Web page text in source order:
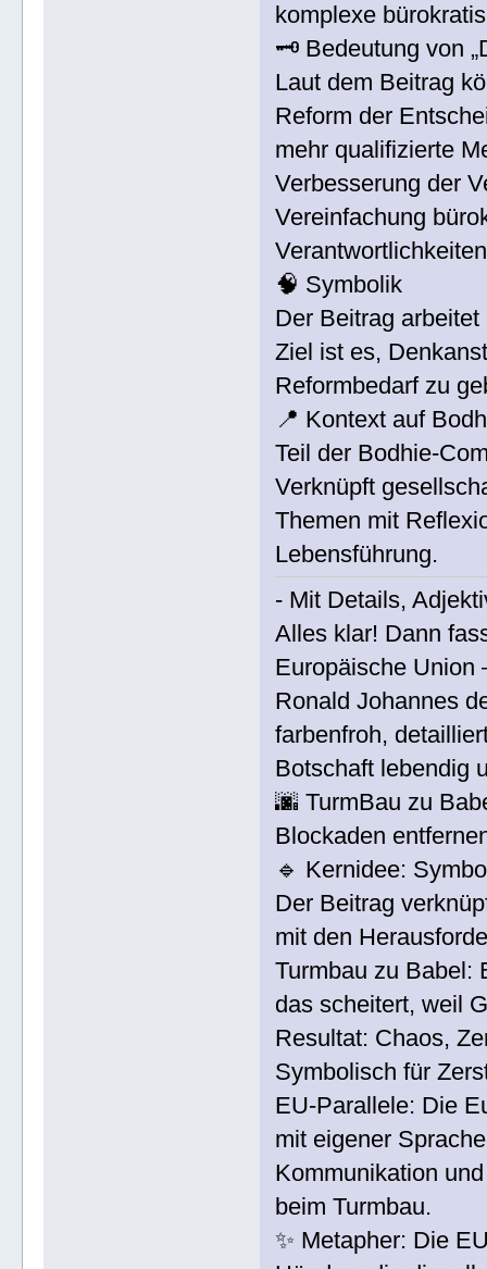
komplexe
🗝️ Bedeutung von
Laut dem Beitrag
Reform der
mehr qualifizierte
Verbesserung der
Vereinfachung
Verantwortlichkeiten
🧠 Symbolik
Der Beitrag
Ziel ist es,
Reformbedarf zu
📍 Kontext auf
Teil der Bodhie-
Verknüpft
Themen mit
Lebensführung.
- Mit Details,
Alles klar! Dann
Europäische Union
Ronald Johannes
farbenfroh,
Botschaft lebendig
🌆 TurmBau zu
Blockaden
🔹 Kernidee:
Der Beitrag
mit den
Turmbau zu Babel:
das scheitert, weil
Resultat: Chaos,
Symbolisch für
EU-Parallele: Die
mit eigener
Kommunikation
beim Turmbau.
✨ Metapher: Die